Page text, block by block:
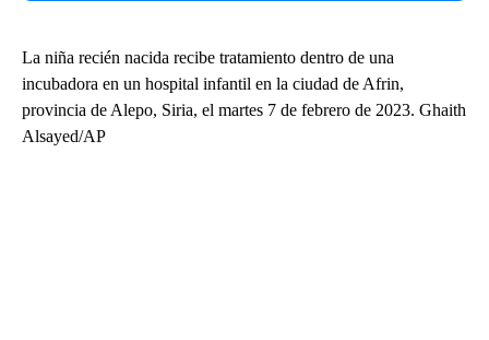
La niña recién nacida recibe tratamiento dentro de una
incubadora en un hospital infantil en la ciudad de Afrin,
provincia de Alepo, Siria, el martes 7 de febrero de 2023. Ghaith
Alsayed/AP